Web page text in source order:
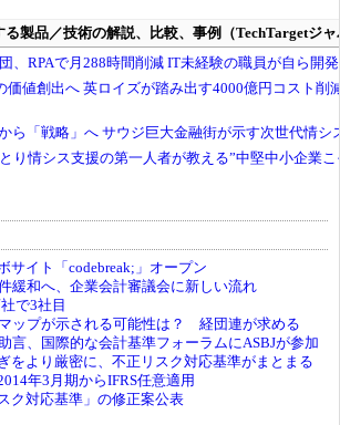
サイト「codebreak;」オープン
緩和へ、企業会計審議会に新しい流れ
で3社目
ップが示される可能性は？ 経団連が求める
言、国際的な会計基準フォーラムにASBJが参加
をより厳密に、不正リスク対応基準がまとまる
年3月期からIFRS任意適用
ク対応基準」の修正案公表